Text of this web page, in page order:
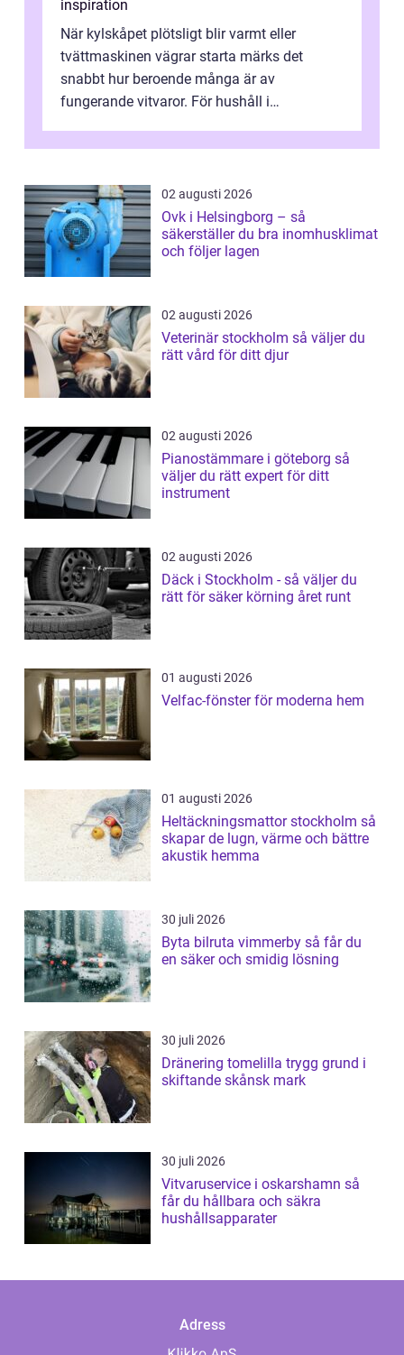
inspiration
När kylskåpet plötsligt blir varmt eller
tvättmaskinen vägrar starta märks det
snabbt hur beroende många är av
fungerande vitvaror. För hushåll i
vitvaruservice en...
02 augusti 2026
Ovk i Helsingborg – så
säkerställer du bra inomhusklimat
och följer lagen
02 augusti 2026
Veterinär stockholm så väljer du
rätt vård för ditt djur
02 augusti 2026
Pianostämmare i göteborg så
väljer du rätt expert för ditt
instrument
02 augusti 2026
Däck i Stockholm - så väljer du
rätt för säker körning året runt
01 augusti 2026
Velfac-fönster för moderna hem
01 augusti 2026
Heltäckningsmattor stockholm så
skapar de lugn, värme och bättre
akustik hemma
30 juli 2026
Byta bilruta vimmerby så får du
en säker och smidig lösning
30 juli 2026
Dränering tomelilla trygg grund i
skiftande skånsk mark
30 juli 2026
Vitvaruservice i oskarshamn så
får du hållbara och säkra
hushållsapparater
Adress